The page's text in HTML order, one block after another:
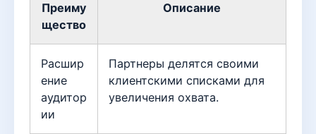
Преиму
щество
Описание
Расшир
ение
аудитор
ии
Партнеры делятся своими
клиентскими списками для
увеличения охвата.